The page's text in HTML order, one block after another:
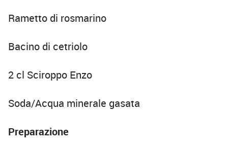
Rametto di rosmarino
Bacino di cetriolo
2 cl Sciroppo Enzo
Soda/Acqua minerale gasata
Preparazione